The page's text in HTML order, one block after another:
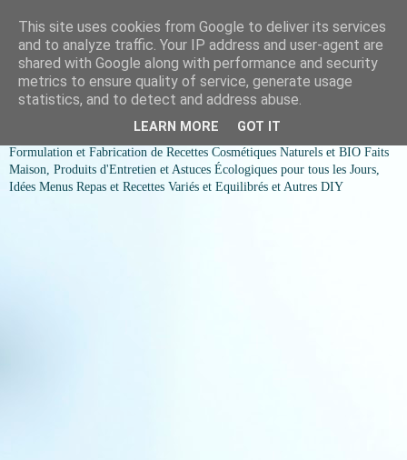
COSMESSENCE BIO Recettes
cosmetiques naturels et Bio et
idées menus variés et équilibrés
Formulation et Fabrication de Recettes Cosmétiques Naturels et BIO Faits
Maison, Produits d'Entretien et Astuces Écologiques pour tous les Jours,
Idées Menus Repas et Recettes Variés et Equilibrés et Autres DIY
This site uses cookies from Google to deliver its services
and to analyze traffic. Your IP address and user-agent are
shared with Google along with performance and security
metrics to ensure quality of service, generate usage
statistics, and to detect and address abuse.
LEARN MORE GOT IT